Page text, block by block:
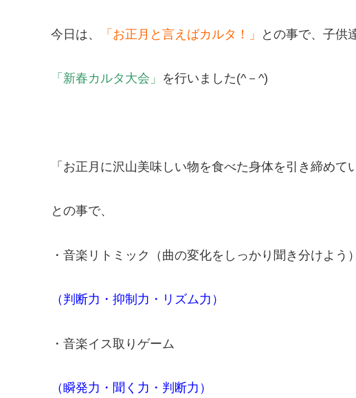
今日は、 「お正月と言えばカルタ！」 との事で、子供
「新春カルタ大会」 を行いました(^－^)
「お正月に沢山美味しい物を食べた身体を引き締めて
との事で、
・音楽リトミック（曲の変化をしっかり聞き分けよう）
（判断力・抑制力・リズム力）
・音楽イス取りゲーム
（瞬発力・聞く力・判断力）